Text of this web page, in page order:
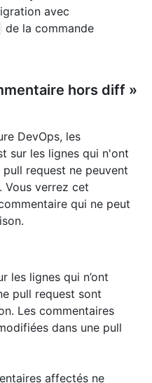
avec
de la commande
hors diff »
DevOps, les
sur les lignes qui n'ont
request ne peuvent
Vous verrez cet
qui ne peut
les lignes qui n’ont
pull request sont
Les commentaires
dans une pull
affectés ne